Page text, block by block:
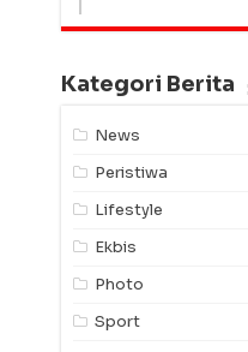
Kategori Berita
News
Peristiwa
Lifestyle
Ekbis
Photo
Sport